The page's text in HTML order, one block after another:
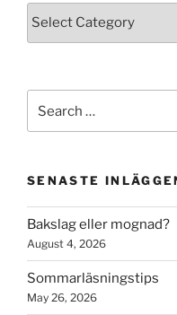
Kategorier
for:
SENASTE
Bakslag eller mognad?
August 4, 2026
Sommarläsningstips
May 26, 2026